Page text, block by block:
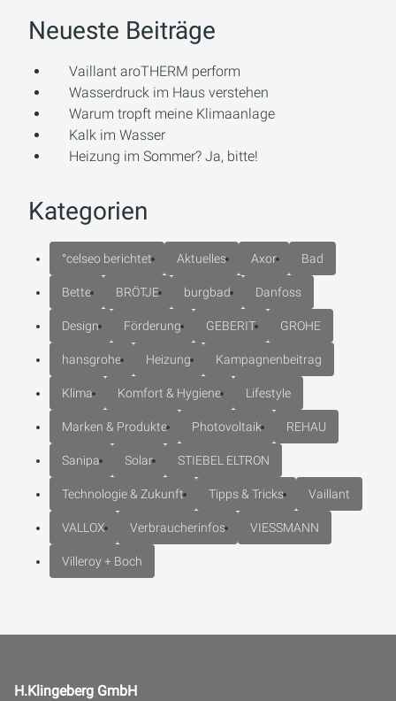
Neueste Beiträge
Vaillant aroTHERM perform
Wasserdruck im Haus verstehen
Warum tropft meine Klimaanlage
Kalk im Wasser
Heizung im Sommer? Ja, bitte!
Kategorien
°celseo berichtet Aktuelles Axor Bad
Bette BRÖTJE burgbad Danfoss
Design Förderung GEBERIT GROHE
hansgrohe Heizung Kampagnenbeitrag
Klima Komfort & Hygiene Lifestyle
Marken & Produkte Photovoltaik REHAU
Sanipa Solar STIEBEL ELTRON
Technologie & Zukunft Tipps & Tricks Vaillant
VALLOX Verbraucherinfos VIESSMANN
Villeroy + Boch
H.Klingeberg GmbH